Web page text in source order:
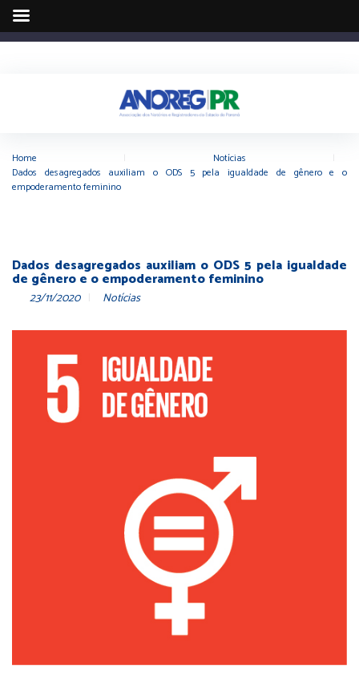
Home Notícias
Dados desagregados auxiliam o ODS 5 pela igualdade de gênero e o
empoderamento feminino
Dados desagregados auxiliam o ODS 5 pela igualdade
de gênero e o empoderamento feminino
23/11/2020 Notícias